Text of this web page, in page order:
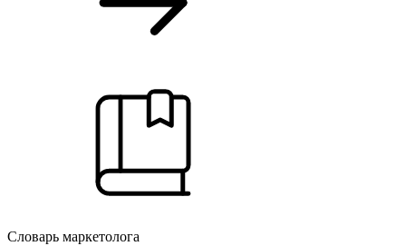
Словарь маркетолога